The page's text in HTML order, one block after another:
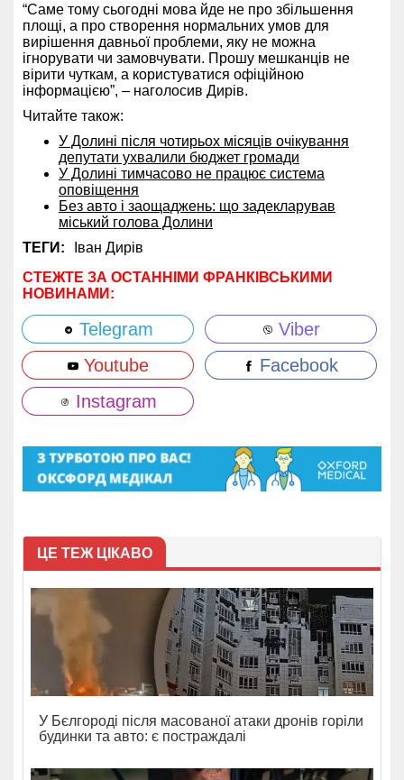
“Саме тому сьогодні мова йде не про збільшення
площі, а про створення нормальних умов для
вирішення давньої проблеми, яку не можна
ігнорувати чи замовчувати. Прошу мешканців не
вірити чуткам, а користуватися офіційною
інформацією”, – наголосив Дирів.
Читайте також:
У Долині після чотирьох місяців очікування
депутати ухвалили бюджет громади
У Долині тимчасово не працює система
оповіщення
Без авто і заощаджень: що задекларував
міський голова Долини
ТЕГИ:
Іван Дирів
СТЕЖТЕ ЗА ОСТАННІМИ ФРАНКІВСЬКИМИ
НОВИНАМИ:
Telegram
Viber
Youtube
Facebook
Instagram
ЦЕ ТЕЖ ЦІКАВО
У Бєлгороді після масованої атаки дронів горіли
будинки та авто: є постраждалі